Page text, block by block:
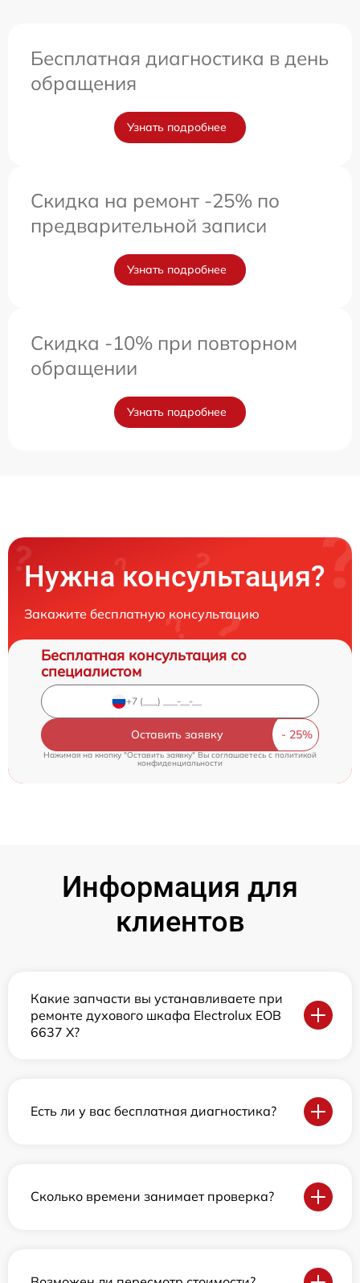
Бесплатная диагностика в день
обращения
Узнать подробнее
Скидка на ремонт -25% по
предварительной записи
Узнать подробнее
Скидка -10% при повторном
обращении
Узнать подробнее
Нужна консультация?
Закажите бесплатную консультацию
Бесплатная консультация со
специалистом
Оставить заявку
Нажимая на кнопку "Оставить заявку" Вы соглашаетесь cполитикой
конфиденциальности
Информация для
клиентов
Какие запчасти вы устанавливаете при
ремонте духового шкафа Electrolux EOB
6637 X?
Есть ли у вас бесплатная диагностика?
Сколько времени занимает проверка?